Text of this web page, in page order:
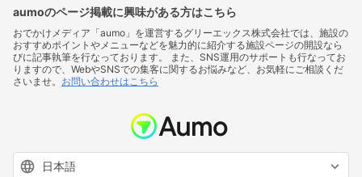
aumoのページ掲載に興味がある方はこちら
おでかけメディア「aumo」を運営するグリーエックス株式会社では、施設の
おすすめポイントやメニューなどを魅力的に紹介する施設ページの開設なら
びに記事執筆を行なっております。 また、SNS運用のサポートも行なってお
りますので、WebやSNSでの集客に関するお悩みなど、お気軽にご相談くだ
さいませ。 お問い合わせはこちら